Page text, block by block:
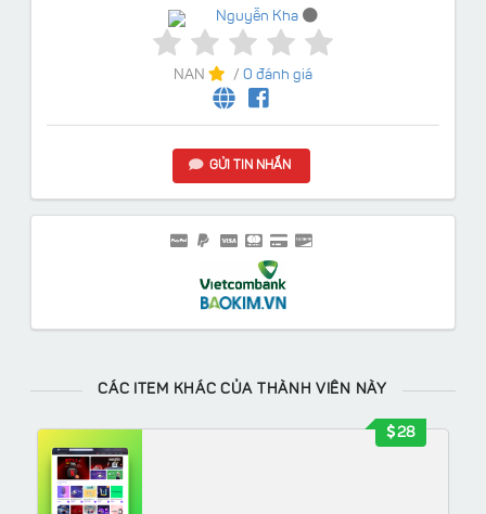
Nguyễn Kha
NAN / 0 đánh giá
GỬI TIN NHẮN
CÁC ITEM KHÁC CỦA THÀNH VIÊN NÀY
28